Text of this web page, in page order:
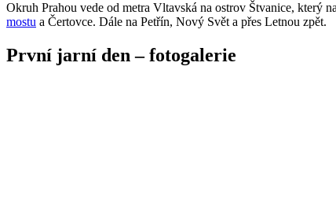
Okruh Prahou vede od metra Vltavská na ostrov Štvanice, který
mostu a Čertovce. Dále na Petřín, Nový Svět a přes Letnou zpět.
První jarní den – fotogalerie